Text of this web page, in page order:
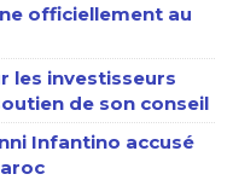
officiellement au
les investisseurs
de son conseil
Infantino accusé